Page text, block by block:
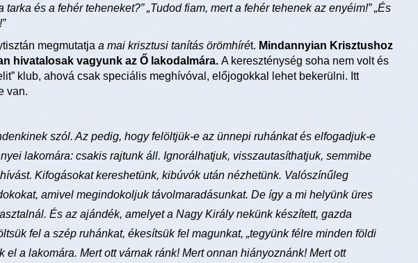
és a fehér teheneket?” „Tudod fiam, mert a fehér tehenek az enyéim!” „És
megmutatja a mai krisztusi tanítás örömhírét. Mindannyian Krisztushoz
hivatalosak vagyunk az Ő lakodalmára. A kereszténység soha nem volt és
klub, ahová csak speciális meghívóval, előjogokkal lehet bekerülni. Itt
van.
szól. Az pedig, hogy felöltjük-e az ünnepi ruhánkat és elfogadjuk-e
lakomára: csakis rajtunk áll. Ignorálhatjuk, visszautasíthatjuk, semmibe
Kifogásokat kereshetünk, kibúvók után nézhetünk. Valószínűleg
amivel megindokoljuk távolmaradásunkat. De így a mi helyünk üres
És az ajándék, amelyet a Nagy Király nekünk készített, gazda
fel a szép ruhánkat, ékesítsük fel magunkat, „tegyünk félre minden földi
el a lakomára. Mert ott várnak ránk! Mert onnan hiányoznánk! Mert ott